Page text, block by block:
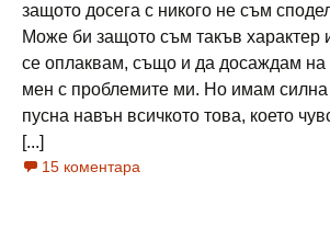
защото досега с никого не съм
Може би защото съм такъв характер
се оплаквам, също и да досаждам на
мен с проблемите ми. Но имам силна
пусна навън всичкото това, което
[...]
15 коментара